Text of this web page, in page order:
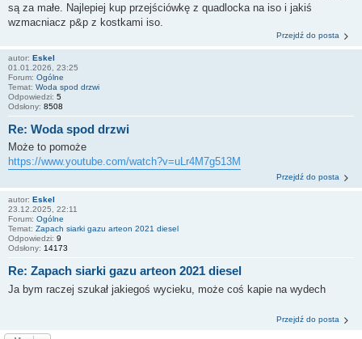
są za małe. Najlepiej kup przejściówkę z quadlocka na iso i jakiś
wzmacniacz p&p z kostkami iso.
Przejdź do posta
autor: Eskel
01.01.2026, 23:25
Forum: Ogólne
Temat: Woda spod drzwi
Odpowiedzi: 5
Odsłony: 8508
Re: Woda spod drzwi
Może to pomoże
https://www.youtube.com/watch?v=uLr4M7g513M
Przejdź do posta
autor: Eskel
23.12.2025, 22:11
Forum: Ogólne
Temat: Zapach siarki gazu arteon 2021 diesel
Odpowiedzi: 9
Odsłony: 14173
Re: Zapach siarki gazu arteon 2021 diesel
Ja bym raczej szukał jakiegoś wycieku, może coś kapie na wydech
Przejdź do posta